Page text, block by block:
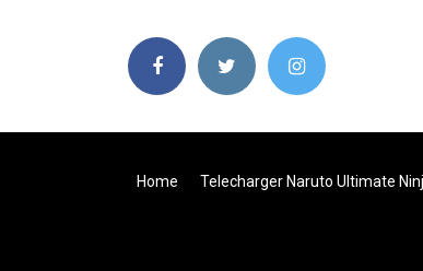
Home Telecharger Naruto Ultimate